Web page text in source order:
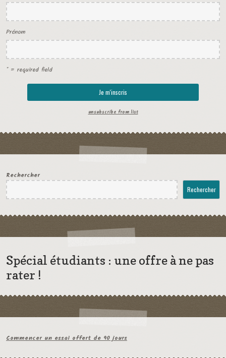
Prénom
* = required field
unsubscribe from list
Rechercher
Rechercher
Spécial étudiants : une offre à ne pas
rater !
Commencer un essai offert de 90 jours